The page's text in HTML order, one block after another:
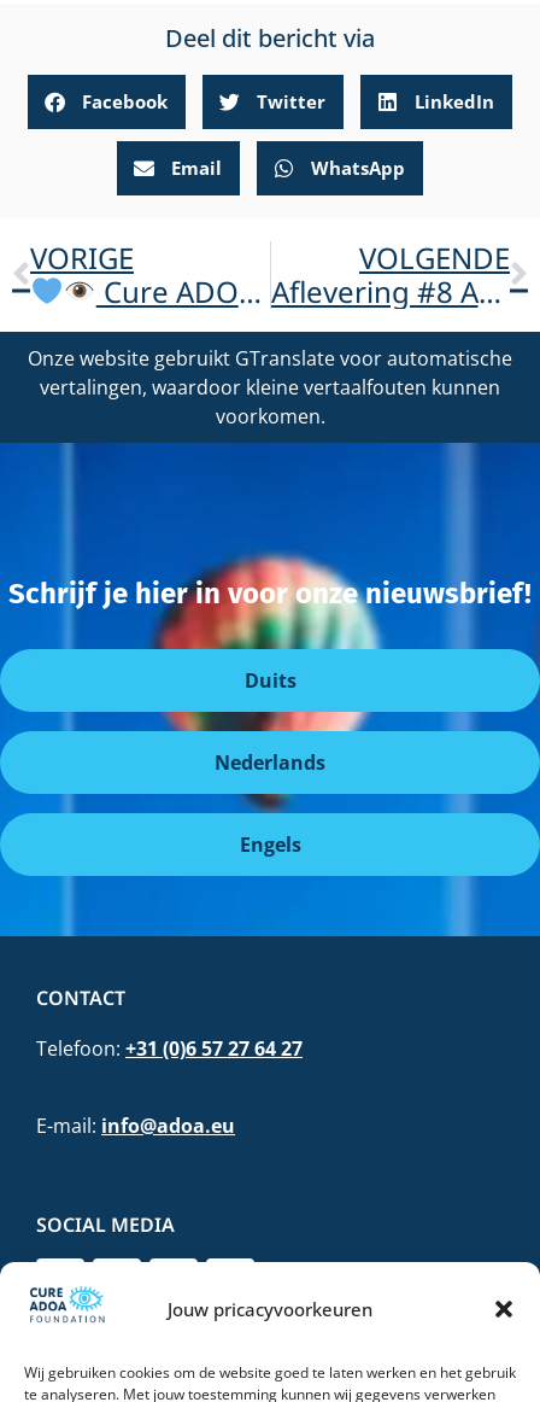
Jouw pricacyvoorkeuren
Wij gebruiken cookies om de website goed te laten werken en het gebruik
te analyseren. Met jouw toestemming kunnen wij gegevens verwerken
Deel dit bericht via
Facebook Twitter LinkedIn
Email WhatsApp
VORIGE
Cure ADOA Foundation op het NOG-congres 2025!
VOLGENDE
Aflevering #8 ADOA-podcast: Inge over ADOA-plus
Onze website gebruikt GTranslate voor automatische
vertalingen, waardoor kleine vertaalfouten kunnen
voorkomen.
Schrijf je hier in voor onze nieuwsbrief!
Duits
Nederlands
Engels
CONTACT
Telefoon: +31 (0)6 57 27 64 27
E-mail: info@adoa.eu
SOCIAL MEDIA
DONEER VEILIG EN VERTROUWD